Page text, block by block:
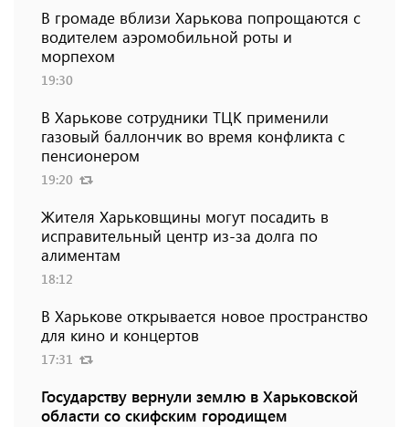
В громаде вблизи Харькова попрощаются с
водителем аэромобильной роты и
морпехом
19:30
В Харькове сотрудники ТЦК применили
газовый баллончик во время конфликта с
пенсионером
19:20
Жителя Харьковщины могут посадить в
исправительный центр из-за долга по
алиментам
18:12
В Харькове открывается новое пространство
для кино и концертов
17:31
Государству вернули землю в Харьковской
области со скифским городищем